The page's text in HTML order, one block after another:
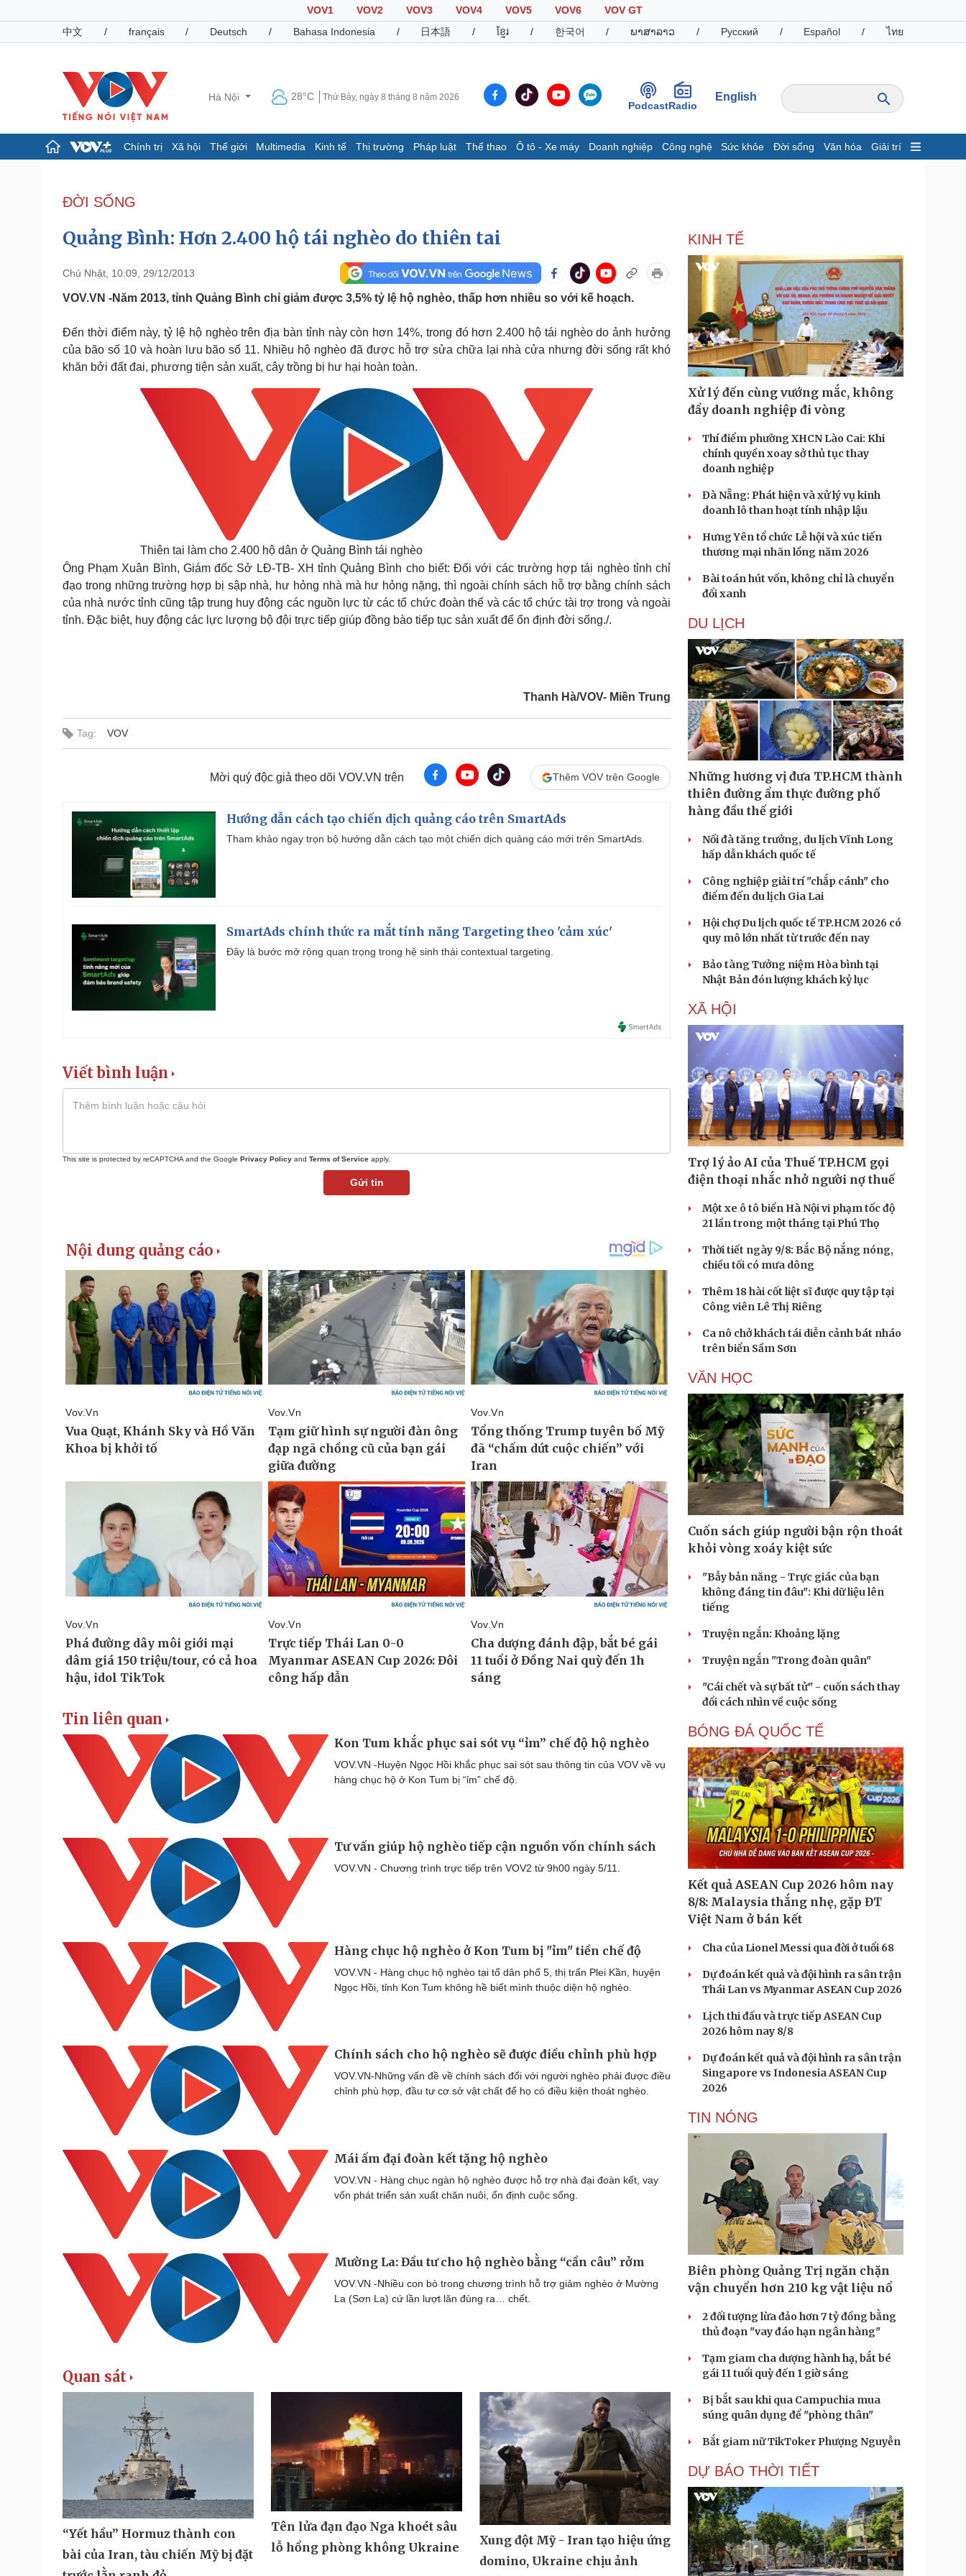
VOV1 VOV2 VOV3 VOV4 VOV5 VOV6
VOV GT
中文
/ français / Deutsch / Bahasa Indonesia / 日本語 / ខ្មែរ / 한국어 / ພາສາລາວ / Русский / Español / ไทย
Hà Nội 28°C Thứ Bảy, ngày 8 tháng 8 năm 2026
PodcastRadio
English
Chính trị Xã hội Thế giới Multimedia Kinh tế Thị trường Pháp luật Thể thao Ô tô - Xe máy Doanh nghiệp Công nghệ Sức khỏe Đời sống Văn hóa Giải trí
Đảng
Tổ chức nhân sự
Quốc hội
Nhận diện sự thật
Dấu ấn VOV
Infographic
Giá cà phê
Pháp luật
Tin nóng
Tư vấn luật
Quân sự - Quốc phòng
Việt Nam
Phân tích
Thể thao
Lịch thi đấu bóng đá
Thế giới thể thao
eSports
Hậu trường
Ô tô - Xe máy
Xe máy
Tư vấn
Thông tin doanh nghiệp
Doanh nghiệp 24h
Doanh nhân
Vì cộng đồng
Công nghệ
Sành điệu
Tin Công nghệ
Trải nghiệm
Chuyển đổi số
Dinh dưỡng - món ngon
Đời sống
Nhà đẹp
Tình yêu - Gia đình
Sân khấu - Điện ảnh
Văn học
Âm nhạc
Nghệ sĩ
Thời trang
Sao Việt
Podcast
Câu chuyện thời sự
Đọc truyện đêm khuya
Cửa sổ tình yêu
ĐỜI SỐNG
Quảng Bình: Hơn 2.400 hộ tái nghèo do thiên tai
Chủ Nhật, 10:09, 29/12/2013
VOV.VN -Năm 2013, tỉnh Quảng Bình chỉ giảm được 3,5% tỷ lệ hộ nghèo, thấp hơn nhiều so với kế hoạch.
Đến thời điểm này, tỷ lệ hộ nghèo trên địa bàn tỉnh này còn hơn 14%, trong đó hơn 2.400 hộ tái nghèo do ảnh hưởng
của bão số 10 và hoàn lưu bão số 11. Nhiều hộ nghèo đã được hỗ trợ sửa chữa lại nhà cửa nhưng đời sống rất khó
khăn bởi đất đai, phương tiện sản xuất, cây trồng bị hư hại hoàn toàn.
Thiên tai làm cho 2.400 hộ dân ở Quảng Bình tái nghèo
Ông Phạm Xuân Bình, Giám đốc Sở LĐ-TB- XH tỉnh Quảng Bình cho biết: Đối với các trường hợp tái nghèo tỉnh chỉ
đạo trong những trường hợp bị sập nhà, hư hỏng nhà mà hư hỏng nặng, thì ngoài chính sách hỗ trợ bằng chính sách
của nhà nước tỉnh cũng tập trung huy động các nguồn lực từ các tổ chức đoàn thể và các tổ chức tài trợ trong và ngoài
tỉnh. Đặc biệt, huy động các lực lượng bộ đội trực tiếp giúp đồng bào tiếp tục sản xuất để ổn định đời sống./.
Thanh Hà/VOV- Miền Trung
Tag: VOV
Mời quý độc giả theo dõi VOV.VN trên Thêm VOV trên Google
Hướng dẫn cách tạo chiến dịch quảng cáo trên SmartAds
Tham khảo ngay trọn bộ hướng dẫn cách tạo một chiến dịch quảng cáo mới trên SmartAds.
SmartAds chính thức ra mắt tính năng Targeting theo 'cảm xúc'
Đây là bước mở rộng quan trọng trong hệ sinh thái contextual targeting.
Viết bình luận
This site is protected by reCAPTCHA and the Google Privacy Policy and Terms of Service apply.
Gửi tin
Tin liên quan
Kon Tum khắc phục sai sót vụ “ỉm” chế độ hộ nghèo
VOV.VN -Huyện Ngọc Hồi khắc phục sai sót sau thông tin của VOV về vụ
hàng chục hộ ở Kon Tum bị “ỉm” chế độ.
Tư vấn giúp hộ nghèo tiếp cận nguồn vốn chính sách
VOV.VN - Chương trình trực tiếp trên VOV2 từ 9h00 ngày 5/11.
Hàng chục hộ nghèo ở Kon Tum bị "ỉm" tiền chế độ
VOV.VN - Hàng chục hộ nghèo tại tổ dân phố 5, thị trấn Plei Kần, huyện
Ngọc Hồi, tỉnh Kon Tum không hề biết mình thuộc diện hộ nghèo.
Chính sách cho hộ nghèo sẽ được điều chỉnh phù hợp
VOV.VN-Những vấn đề về chính sách đối với người nghèo phải được điều
chỉnh phù hợp, đầu tư cơ sở vật chất để họ có điều kiện thoát nghèo.
Mái ấm đại đoàn kết tặng hộ nghèo
VOV.VN - Hàng chục ngàn hộ nghèo được hỗ trợ nhà đại đoàn kết, vay
vốn phát triển sản xuất chăn nuôi, ổn định cuộc sống.
Mường La: Đầu tư cho hộ nghèo bằng “cần câu” rởm
VOV.VN -Nhiều con bò trong chương trình hỗ trợ giảm nghèo ở Mường
La (Sơn La) cứ lần lượt lăn đùng ra… chết.
Quan sát
“Yết hầu” Hormuz thành con
bài của Iran, tàu chiến Mỹ bị đặt
Tên lửa đạn đạo Nga khoét sâu
lỗ hổng phòng không Ukraine
Xung đột Mỹ - Iran tạo hiệu ứng
domino, Ukraine chịu ảnh
KINH TẾ
Xử lý đến cùng vướng mắc, không
đẩy doanh nghiệp đi vòng
Thí điểm phường XHCN Lào Cai: Khi
chính quyền xoay sở thủ tục thay
doanh nghiệp
Đà Nẵng: Phát hiện và xử lý vụ kinh
doanh lô than hoạt tính nhập lậu
Hưng Yên tổ chức Lễ hội và xúc tiến
thương mại nhãn lồng năm 2026
Bài toán hút vốn, không chỉ là chuyển
đổi xanh
DU LỊCH
Những hương vị đưa TP.HCM thành
thiên đường ẩm thực đường phố
hàng đầu thế giới
Nối đà tăng trưởng, du lịch Vĩnh Long
hấp dẫn khách quốc tế
Công nghiệp giải trí "chắp cánh" cho
điểm đến du lịch Gia Lai
Hội chợ Du lịch quốc tế TP.HCM 2026 có
quy mô lớn nhất từ trước đến nay
Bảo tàng Tưởng niệm Hòa bình tại
Nhật Bản đón lượng khách kỷ lục
XÃ HỘI
Trợ lý ảo AI của Thuế TP.HCM gọi
điện thoại nhắc nhở người nợ thuế
Một xe ô tô biển Hà Nội vi phạm tốc độ
21 lần trong một tháng tại Phú Thọ
Thời tiết ngày 9/8: Bắc Bộ nắng nóng,
chiều tối có mưa dông
Thêm 18 hài cốt liệt sĩ được quy tập tại
Công viên Lê Thị Riêng
Ca nô chở khách tái diễn cảnh bát nháo
trên biển Sầm Sơn
VĂN HỌC
Cuốn sách giúp người bận rộn thoát
khỏi vòng xoáy kiệt sức
"Bẫy bản năng - Trực giác của bạn
không đáng tin đâu": Khi dữ liệu lên
tiếng
Truyện ngắn: Khoảng lặng
Truyện ngắn "Trong đoàn quân"
"Cái chết và sự bất tử" - cuốn sách thay
đổi cách nhìn về cuộc sống
BÓNG ĐÁ QUỐC TẾ
Kết quả ASEAN Cup 2026 hôm nay
8/8: Malaysia thắng nhẹ, gặp ĐT
Việt Nam ở bán kết
Cha của Lionel Messi qua đời ở tuổi 68
Dự đoán kết quả và đội hình ra sân trận
Thái Lan vs Myanmar ASEAN Cup 2026
Lịch thi đấu và trực tiếp ASEAN Cup
2026 hôm nay 8/8
Dự đoán kết quả và đội hình ra sân trận
Singapore vs Indonesia ASEAN Cup
2026
TIN NÓNG
Biên phòng Quảng Trị ngăn chặn
vận chuyển hơn 210 kg vật liệu nổ
2 đối tượng lừa đảo hơn 7 tỷ đồng bằng
thủ đoạn "vay đáo hạn ngân hàng"
Tạm giam cha dượng hành hạ, bắt bé
gái 11 tuổi quỳ đến 1 giờ sáng
Bị bắt sau khi qua Campuchia mua
súng quân dụng để "phòng thân"
Bắt giam nữ TikToker Phượng Nguyễn
DỰ BÁO THỜI TIẾT